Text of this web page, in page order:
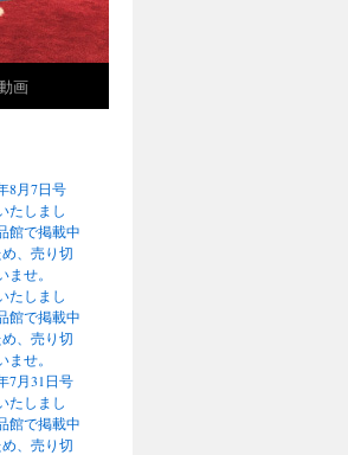
画
8月7日号
たしまし
館で掲載中
、売り切
せ。
たしまし
館で掲載中
、売り切
せ。
7月31日号
たしまし
館で掲載中
、売り切